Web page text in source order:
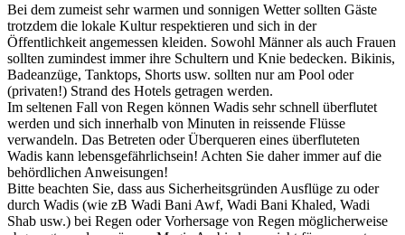
Bei dem zumeist sehr warmen und sonnigen Wetter sollten Gäste
trotzdem die lokale Kultur respektieren und sich in der
Öffentlichkeit angemessen kleiden. Sowohl Männer als auch Frauen
sollten zumindest immer ihre Schultern und Knie bedecken. Bikinis,
Badeanzüge, Tanktops, Shorts usw. sollten nur am Pool oder
(privaten!) Strand des Hotels getragen werden.
Im seltenen Fall von Regen können Wadis sehr schnell überflutet
werden und sich innerhalb von Minuten in reissende Flüsse
verwandeln. Das Betreten oder Überqueren eines überfluteten
Wadis kann lebensgefährlichsein! Achten Sie daher immer auf die
behördlichen Anweisungen!
Bitte beachten Sie, dass aus Sicherheitsgründen Ausflüge zu oder
durch Wadis (wie zB Wadi Bani Awf, Wadi Bani Khaled, Wadi
Shab usw.) bei Regen oder Vorhersage von Regen möglicherweise